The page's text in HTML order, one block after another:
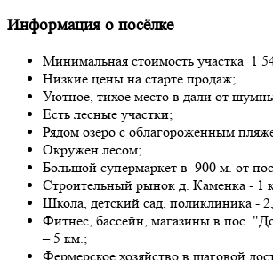
Информация о посёлке
Минимальная стоимость участка 1
Низкие цены на старте продаж;
Уютное, тихое место в дали от
Есть лесные участки;
Рядом озеро с облагороженным
Окружен лесом;
Большой супермаркет в 900 м. от
Строительный рынок д. Каменка - 1
Школа, детский сад, поликлиника -
Фитнес, бассейн, магазины в пос.
– 5 км.;
Фермерское хозяйство в шаговой